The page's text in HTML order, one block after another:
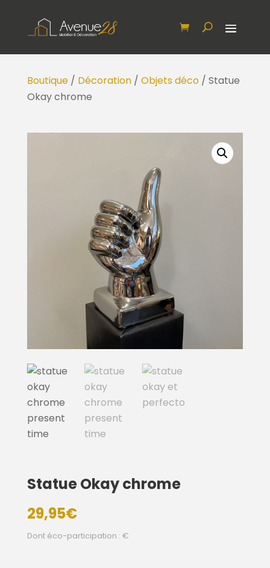
Boutique/ Décoration/ Objets déco/ Statue
Okay chrome
Statue Okay chrome
29,95€
Dont éco-participation : €